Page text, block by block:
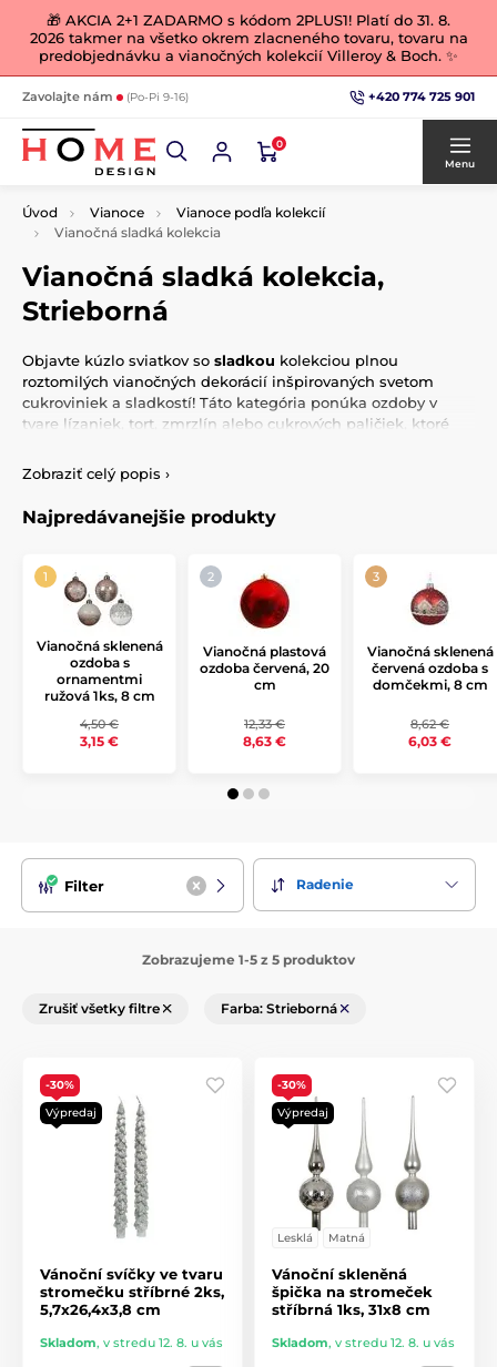
🎁 AKCIA 2+1 ZADARMO s kódom 2PLUS1! Platí do 31. 8.
2026 takmer na všetko okrem zlacneného tovaru, tovaru na
predobjednávku a vianočných kolekcií Villeroy & Boch. ✨
Zavolajte nám (Po-Pi 9-16) +420 774 725 901
0
Menu
Úvod Vianoce
Vianoce podľa kolekcií
Vianočná sladká kolekcia
Vianočná sladká kolekcia,
Strieborná
Objavte kúzlo sviatkov so sladkou kolekciou plnou
roztomilých vianočných dekorácií inšpirovaných svetom
cukroviniek a sladkostí! Táto kategória ponúka ozdoby v
tvare lízaniek, tort, zmrzlín alebo cukrových paličiek, ktoré
pastelové odtiene, trblietavé detaily a hravý dizajn zaručia, že
vaša výzdoba bude pôsobiť originálne a hravo.
Jednotlivé dekorácie sa ľahkokombinujú
vášho vianočného stromčeka či interiéru. Či už hľadáte
výrazné ozdoby alebo drobné detaily, táto kolekcia pridá
vašim Vianociam štipku hravosti a rozprávkového šarmu.
Rozžiarte svoj domov sladkou kolekciou, ktorá poteší nielen
deti, ale aj všetkých, ktorí milujú hravé a netradičné vianočné
motívy. Urobte svoje sviatky sladšie ako kedykoľvek predtým!
Zobraziť celý popis ›
Najpredávanejšie produkty
Vianočná sklenená
ozdoba s
ornamentmi
ružová 1ks, 8 cm
4,50 €
3,15 €
Vianočná plastová
ozdoba červená, 20
cm
12,33 €
8,63 €
Vianočná sklenená
červená ozdoba s
domčekmi, 8 cm
8,62 €
6,03 €
Filter Radenie
Zobrazujeme 1-5 z 5 produktov
Zrušiť všetky filtre Farba: Strieborná
-30%
Výpredaj
Vánoční svíčky ve tvaru
stromečku stříbrné 2ks,
5,7x26,4x3,8 cm
Skladom, v stredu 12. 8. u vás
-30%
Výpredaj
Lesklá Matná
Vánoční skleněná
špička na stromeček
stříbrná 1ks, 31x8 cm
Skladom, v stredu 12. 8. u vás